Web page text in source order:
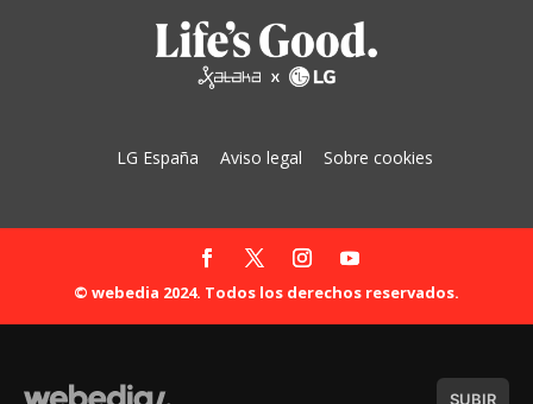
LG España Aviso legal Sobre cookies
© webedia 2024. Todos los derechos reservados.
SUBIR